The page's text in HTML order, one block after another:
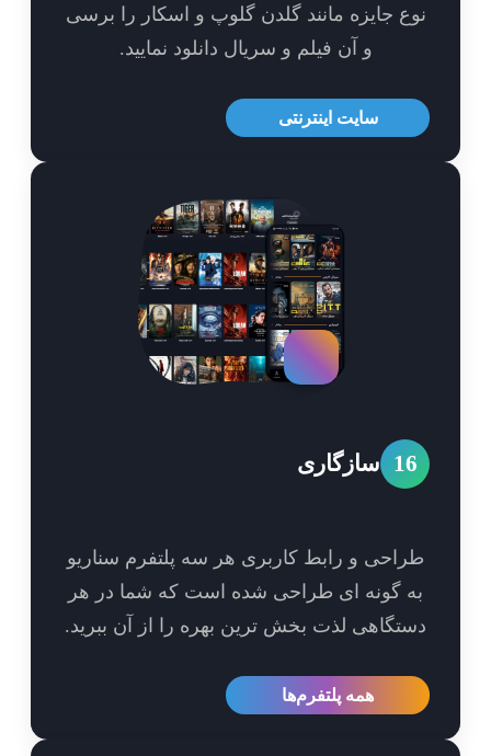
جایزه مانند گلدن گلوپ و اسکار را برسی
و آن فیلم و سریال دانلود نمایید.
سایت اینترنتی
سازگاری
و رابط کاربری هر سه پلتفرم سناریو
گونه ای طراحی شده است که شما در هر
لذت بخش ترین بهره را از آن ببرید.
همه پلتفرم‌ها